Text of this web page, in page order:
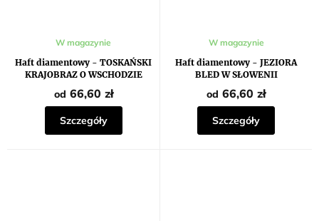
Haft diamentowy - TOSKAŃSKI
KRAJOBRAZ O WSCHODZIE
W magazynie
od 66,60 zł
Szczegóły
Haft diamentowy - JEZIORA
BLED W SŁOWENII
W magazynie
od 66,60 zł
Szczegóły